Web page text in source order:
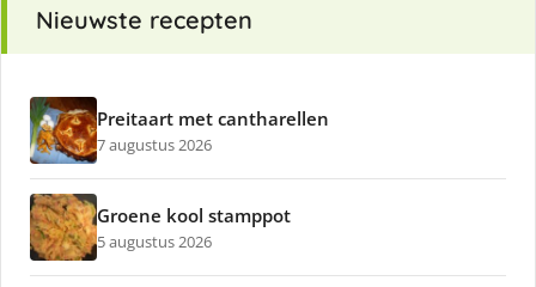
Nieuwste recepten
Preitaart met cantharellen
7 augustus 2026
Groene kool stamppot
5 augustus 2026